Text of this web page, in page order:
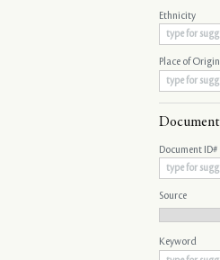
Ethnicity
Place of Origin
Document
Document ID#
Source
Keyword